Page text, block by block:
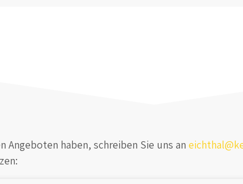
Angeboten haben, schreiben Sie uns an